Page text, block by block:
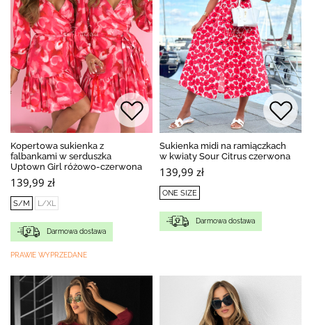
Kopertowa sukienka z
falbankami w serduszka
Uptown Girl różowo-czerwona
139,99 zł
S/M L/XL
Darmowa dostawa
PRAWIE WYPRZEDANE
Sukienka midi na ramiączkach
w kwiaty Sour Citrus czerwona
139,99 zł
ONE SIZE
Darmowa dostawa